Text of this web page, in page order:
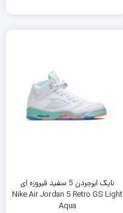
نایک ایرجردن 5 سفید فیروزه ای
Nike Air Jordan 5 Retro GS Light
Aqua